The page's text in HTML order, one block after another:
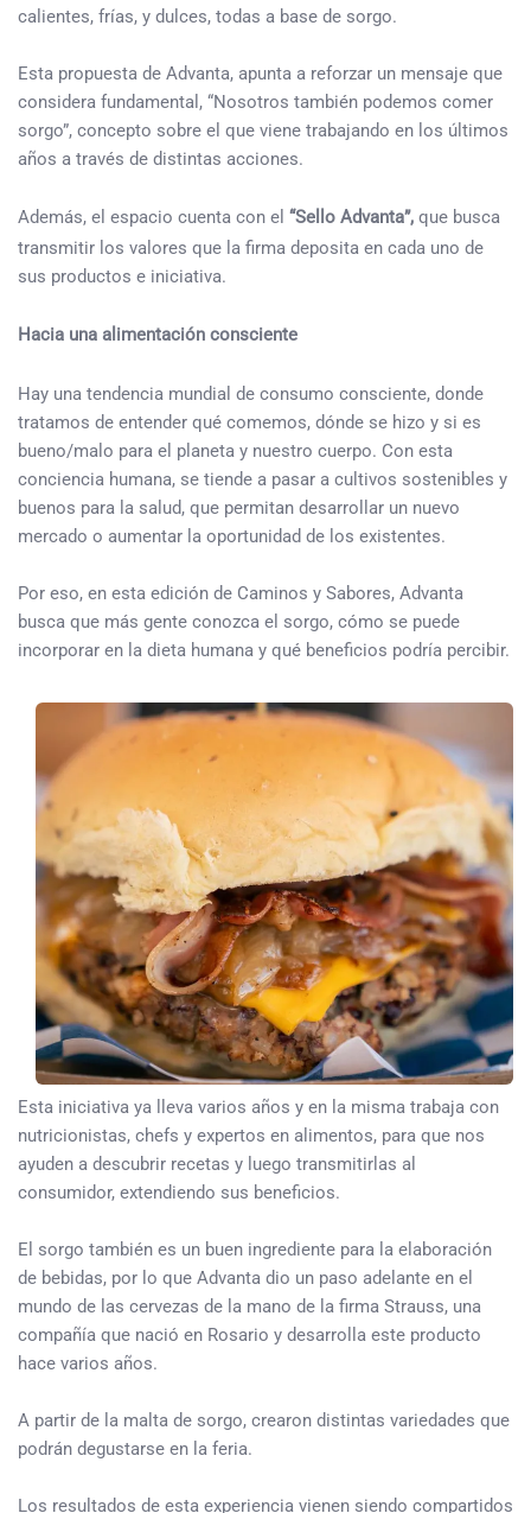
calientes, frías, y dulces, todas a base de sorgo.
Esta propuesta de Advanta, apunta a reforzar un mensaje que
considera fundamental, “Nosotros también podemos comer
sorgo”, concepto sobre el que viene trabajando en los últimos
años a través de distintas acciones.
Además, el espacio cuenta con el “Sello Advanta”, que busca
transmitir los valores que la firma deposita en cada uno de
sus productos e iniciativa.
Hacia una alimentación consciente
Hay una tendencia mundial de consumo consciente, donde
tratamos de entender qué comemos, dónde se hizo y si es
bueno/malo para el planeta y nuestro cuerpo. Con esta
conciencia humana, se tiende a pasar a cultivos sostenibles y
buenos para la salud, que permitan desarrollar un nuevo
mercado o aumentar la oportunidad de los existentes.
Por eso, en esta edición de Caminos y Sabores, Advanta
busca que más gente conozca el sorgo, cómo se puede
incorporar en la dieta humana y qué beneficios podría percibir.
Esta iniciativa ya lleva varios años y en la misma trabaja con
nutricionistas, chefs y expertos en alimentos, para que nos
ayuden a descubrir recetas y luego transmitirlas al
consumidor, extendiendo sus beneficios.
El sorgo también es un buen ingrediente para la elaboración
de bebidas, por lo que Advanta dio un paso adelante en el
mundo de las cervezas de la mano de la firma Strauss, una
compañía que nació en Rosario y desarrolla este producto
hace varios años.
A partir de la malta de sorgo, crearon distintas variedades que
podrán degustarse en la feria.
Los resultados de esta experiencia vienen siendo compartidos